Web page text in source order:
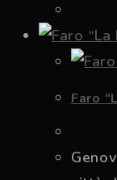
Faro